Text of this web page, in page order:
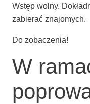
Wstęp wol­ny.
zabie­rać znajomych.
Do zoba­cze­nia!
W